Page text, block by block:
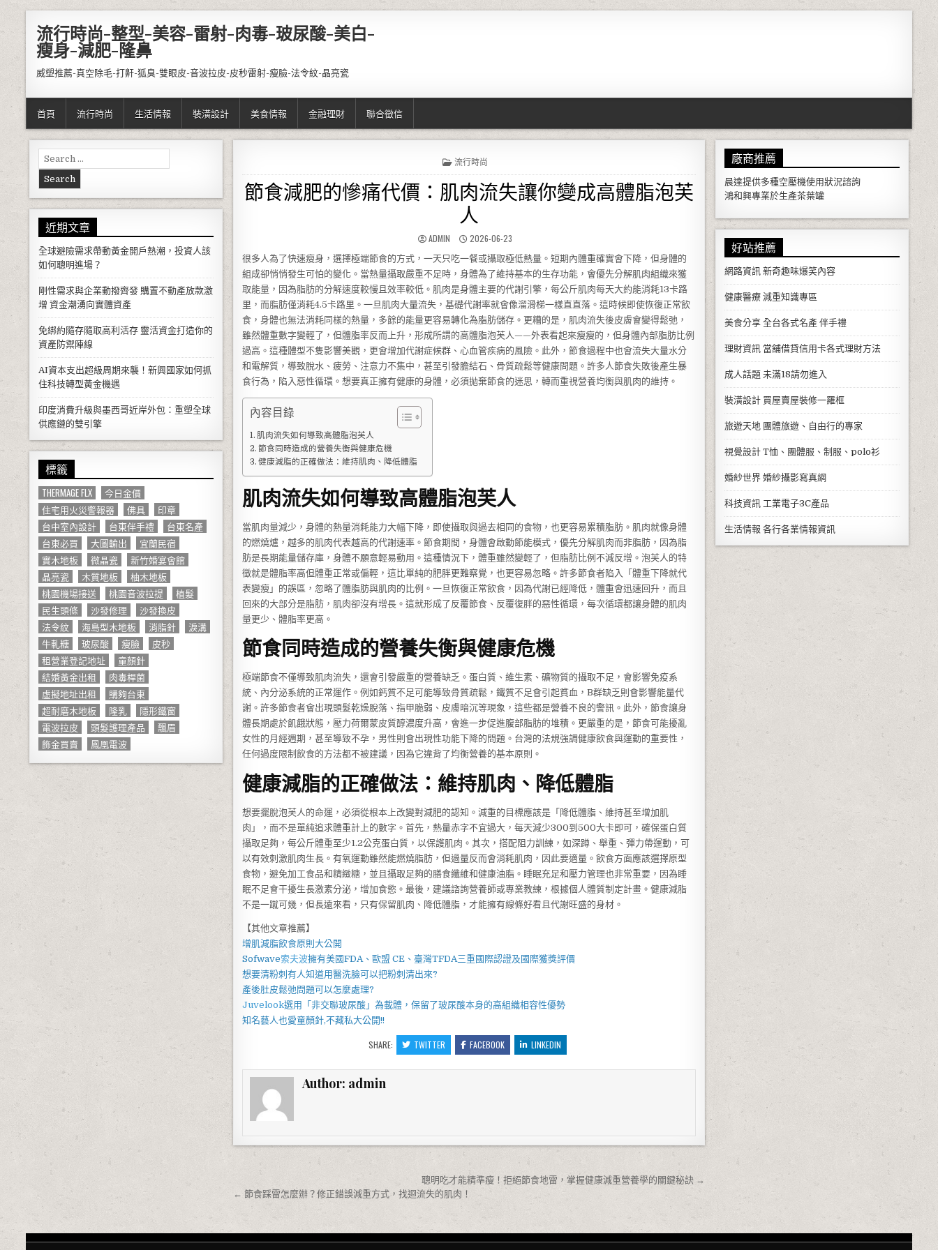
流行時尚-整型-美容-雷射-肉毒-玻尿酸-美白-
瘦身-減肥-隆鼻
威塑推薦-真空除毛-打鼾-狐臭-雙眼皮-音波拉皮-皮秒雷射-瘦臉-法令紋-晶亮瓷
首頁 流行時尚 生活情報 裝潢設計 美食情報 金融理財 聯合徵信
POSTED IN
流行時尚
節食減肥的慘痛代價：肌肉流失讓你變成高體脂泡芙
人
AUTHOR:
ADMIN PUBLISHED DATE:
2026-06-23
很多人為了快速瘦身，選擇極端節食的方式，一天只吃一餐或攝取極低熱量。短期內體重確實會下降，但身體的
組成卻悄悄發生可怕的變化。當熱量攝取嚴重不足時，身體為了維持基本的生存功能，會優先分解肌肉組織來獲
取能量，因為脂肪的分解速度較慢且效率較低。肌肉是身體主要的代謝引擎，每公斤肌肉每天大約能消耗13卡路
里，而脂肪僅消耗4.5卡路里。一旦肌肉大量流失，基礎代謝率就會像溜滑梯一樣直直落。這時候即使恢復正常飲
食，身體也無法消耗同樣的熱量，多餘的能量更容易轉化為脂肪儲存。更糟的是，肌肉流失後皮膚會變得鬆弛，
雖然體重數字變輕了，但體脂率反而上升，形成所謂的高體脂泡芙人——外表看起來瘦瘦的，但身體內部脂肪比例
過高。這種體型不隻影響美觀，更會增加代謝症候群、心血管疾病的風險。此外，節食過程中也會流失大量水分
和電解質，導致脫水、疲勞、注意力不集中，甚至引發膽結石、骨質疏鬆等健康問題。許多人節食失敗後產生暴
食行為，陷入惡性循環。想要真正擁有健康的身體，必須拋棄節食的迷思，轉而重視營養均衡與肌肉的維持。
內容目錄
肌肉流失如何導致高體脂泡芙人
節食同時造成的營養失衡與健康危機
健康減脂的正確做法：維持肌肉、降低體脂
肌肉流失如何導致高體脂泡芙人
當肌肉量減少，身體的熱量消耗能力大幅下降，即使攝取與過去相同的食物，也更容易累積脂肪。肌肉就像身體
的燃燒爐，越多的肌肉代表越高的代謝速率。節食期間，身體會啟動節能模式，優先分解肌肉而非脂肪，因為脂
肪是長期能量儲存庫，身體不願意輕易動用。這種情況下，體重雖然變輕了，但脂肪比例不減反增。泡芙人的特
徵就是體脂率高但體重正常或偏輕，這比單純的肥胖更難察覺，也更容易忽略。許多節食者陷入「體重下降就代
表變瘦」的誤區，忽略了體脂肪與肌肉的比例。一旦恢復正常飲食，因為代謝已經降低，體重會迅速回升，而且
回來的大部分是脂肪，肌肉卻沒有增長。這就形成了反覆節食、反覆復胖的惡性循環，每次循環都讓身體的肌肉
量更少、體脂率更高。
節食同時造成的營養失衡與健康危機
極端節食不僅導致肌肉流失，還會引發嚴重的營養缺乏。蛋白質、維生素、礦物質的攝取不足，會影響免疫系
統、內分泌系統的正常運作。例如鈣質不足可能導致骨質疏鬆，鐵質不足會引起貧血，B群缺乏則會影響能量代
謝。許多節食者會出現頭髮乾燥脫落、指甲脆弱、皮膚暗沉等現象，這些都是營養不良的警訊。此外，節食讓身
體長期處於飢餓狀態，壓力荷爾蒙皮質醇濃度升高，會進一步促進腹部脂肪的堆積。更嚴重的是，節食可能擾亂
女性的月經週期，甚至導致不孕，男性則會出現性功能下降的問題。台灣的法規強調健康飲食與運動的重要性，
任何過度限制飲食的方法都不被建議，因為它違背了均衡營養的基本原則。
健康減脂的正確做法：維持肌肉、降低體脂
想要擺脫泡芙人的命運，必須從根本上改變對減肥的認知。減重的目標應該是「降低體脂、維持甚至增加肌
肉」，而不是單純追求體重計上的數字。首先，熱量赤字不宜過大，每天減少300到500大卡即可，確保蛋白質
攝取足夠，每公斤體重至少1.2公克蛋白質，以保護肌肉。其次，搭配阻力訓練，如深蹲、舉重、彈力帶運動，可
以有效刺激肌肉生長。有氧運動雖然能燃燒脂肪，但過量反而會消耗肌肉，因此要適量。飲食方面應該選擇原型
食物，避免加工食品和精緻糖，並且攝取足夠的膳食纖維和健康油脂。睡眠充足和壓力管理也非常重要，因為睡
眠不足會干擾生長激素分泌，增加食慾。最後，建議諮詢營養師或專業教練，根據個人體質制定計畫。健康減脂
不是一蹴可幾，但長遠來看，只有保留肌肉、降低體脂，才能擁有線條好看且代謝旺盛的身材。
【其他文章推薦】
增肌減脂飲食原則大公開
Sofwave索夫波擁有美國FDA、歐盟 CE、臺灣TFDA三重國際認證及國際獲獎評價
想要清粉刺有人知道用醫洗臉可以把粉刺清出來?
產後肚皮鬆弛 問題可以怎麼處理?
Juvelook選用「非交聯玻尿酸」為載體，保留了玻尿酸本身的高組織相容性優勢
知名藝人也愛童顏針,不藏私大公開!!
SHARE: TWITTER FACEBOOK LINKEDIN
Author: admin
文章導覽
聰明吃才能精準瘦！拒絕節食地雷，掌握健康減重營養學的關鍵秘訣 →
← 節食踩雷怎麼辦？修正錯誤減重方式，找迴流失的肌肉！
Search for:
近期文章
全球避險需求帶動黃金開戶熱潮，投資人該
如何聰明進場？
剛性需求與企業動撥齊發 購置不動產放款激
增 資金潮湧向實體資產
免綁約隨存隨取高利活存 靈活資金打造你的
資產防禦陣線
AI資本支出超級周期來襲！新興國家如何抓
住科技轉型黃金機遇
印度消費升級與墨西哥近岸外包：重塑全球
供應鏈的雙引擎
標籤
THERMAGE FLX
今日金價
住宅用火災警報器
佛具
印章
台中室內設計
台東伴手禮
台東名產
台東必買
大圖輸出
宜蘭民宿
實木地板
微晶瓷
新竹婚宴會館
晶亮瓷
木質地板
柚木地板
桃園機場接送
桃園音波拉提
植髮
民生頭條
沙發修理
沙發換皮
法令紋
海島型木地板 消脂針
淚溝
牛軋糖
玻尿酸 瘦臉
皮秒
租營業登記地址
童顏針
結婚黃金出租
肉毒桿菌
虛擬地址出租
購夠台東
超耐磨木地板
隆乳
隱形鐵窗
電波拉皮
頭髮護理產品
飄眉
飾金買賣
鳳凰電波
廠商推薦
晨達提供多種空壓機使用狀況諮詢
鴻和興專業於生產茶葉罐
好站推薦
網路資訊新奇趣味爆笑內容
健康醫療減重知識專區
美食分享全台各式名產 伴手禮
理財資訊當舖借貸信用卡各式理財方法
成人話題未滿18請勿進入
裝潢設計買屋賣屋裝修一羅框
旅遊天地團體旅遊、自由行的專家
視覺設計T恤、團體服、制服、polo衫
婚紗世界婚紗攝影寫真網
科技資訊工業電子3C產品
生活情報 各行各業情報資訊